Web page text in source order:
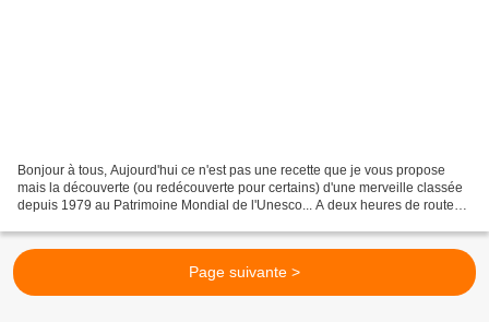
Bonjour à tous, Aujourd'hui ce n'est pas une recette que je vous propose
mais la découverte (ou redécouverte pour certains) d'une merveille classée
depuis 1979 au Patrimoine Mondial de l'Unesco... A deux heures de route
Page suivante >